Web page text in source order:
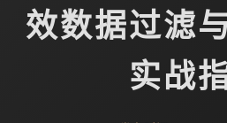
效数据过滤
实战